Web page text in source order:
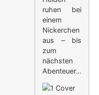
ruhen bei
einem
Nickerchen
aus – bis
zum
nächsten
Abenteuer…